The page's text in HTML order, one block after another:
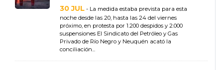
30 JUL - La medida estaba prevista para esta
noche desde las 20, hasta las 24 del viernes
próximo, en protesta por 1.200 despidos y 2.000
suspensiones El Sindicato del Petróleo y Gas
Privado de Río Negro y Neuquén acató la
conciliación...